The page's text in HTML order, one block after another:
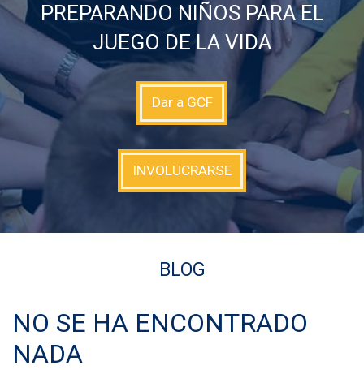
PREPARANDO NIÑOS PARA EL
JUEGO DE LA VIDA
Dar a GCF
INVOLUCRARSE
BLOG
NO SE HA ENCONTRADO
NADA